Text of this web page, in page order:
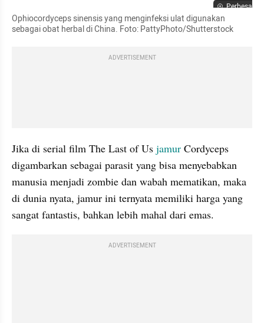
Perbesar
Ophiocordyceps sinensis yang menginfeksi ulat digunakan
sebagai obat herbal di China. Foto: PattyPhoto/Shutterstock
ADVERTISEMENT
Jika di serial film The Last of Us jamur Cordyceps
digambarkan sebagai parasit yang bisa menyebabkan
manusia menjadi zombie dan wabah mematikan, maka
di dunia nyata, jamur ini ternyata memiliki harga yang
sangat fantastis, bahkan lebih mahal dari emas.
ADVERTISEMENT